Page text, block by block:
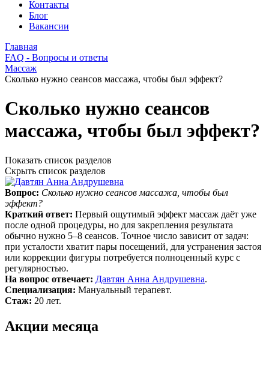
Контакты
Блог
Вакансии
Главная
FAQ - Вопросы и ответы
Массаж
Сколько нужно сеансов массажа, чтобы был эффект?
Сколько нужно сеансов
массажа, чтобы был эффект?
Показать список разделов
Скрыть список разделов
Вопрос: Сколько нужно сеансов массажа, чтобы был
эффект?
Краткий ответ: Первый ощутимый эффект массаж даёт уже
после одной процедуры, но для закрепления результата
обычно нужно 5–8 сеансов. Точное число зависит от задач:
при усталости хватит пары посещений, для устранения застоя
или коррекции фигуры потребуется полноценный курс с
регулярностью.
На вопрос отвечает: Давтян Анна Андрушевна.
Специализация: Мануальный терапевт.
Стаж: 20 лет.
Акции месяца